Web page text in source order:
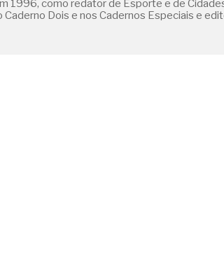
1996, como redator de Esporte e de
Caderno Dois e nos Cadernos Especiais e